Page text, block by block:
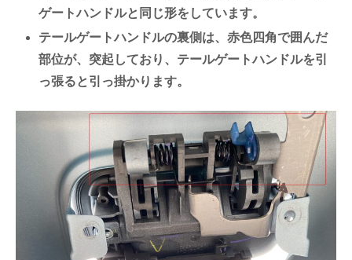
ゲートハンドルと同じ形をしています。
テールゲートハンドルの裏側は、赤色四角で囲んだ
部位が、突起しており、テールゲートハンドルを引
っ張ると引っ掛かります。